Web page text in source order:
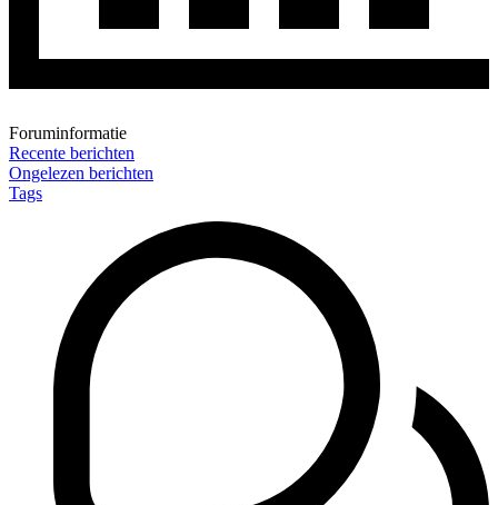
Foruminformatie
Recente berichten
Ongelezen berichten
Tags